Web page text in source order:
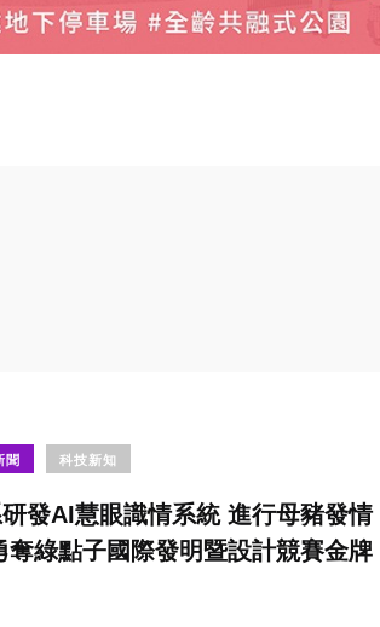
聞 科技新知
發AI慧眼識情系統 進行母豬發情
奪綠點子國際發明暨設計競賽金牌